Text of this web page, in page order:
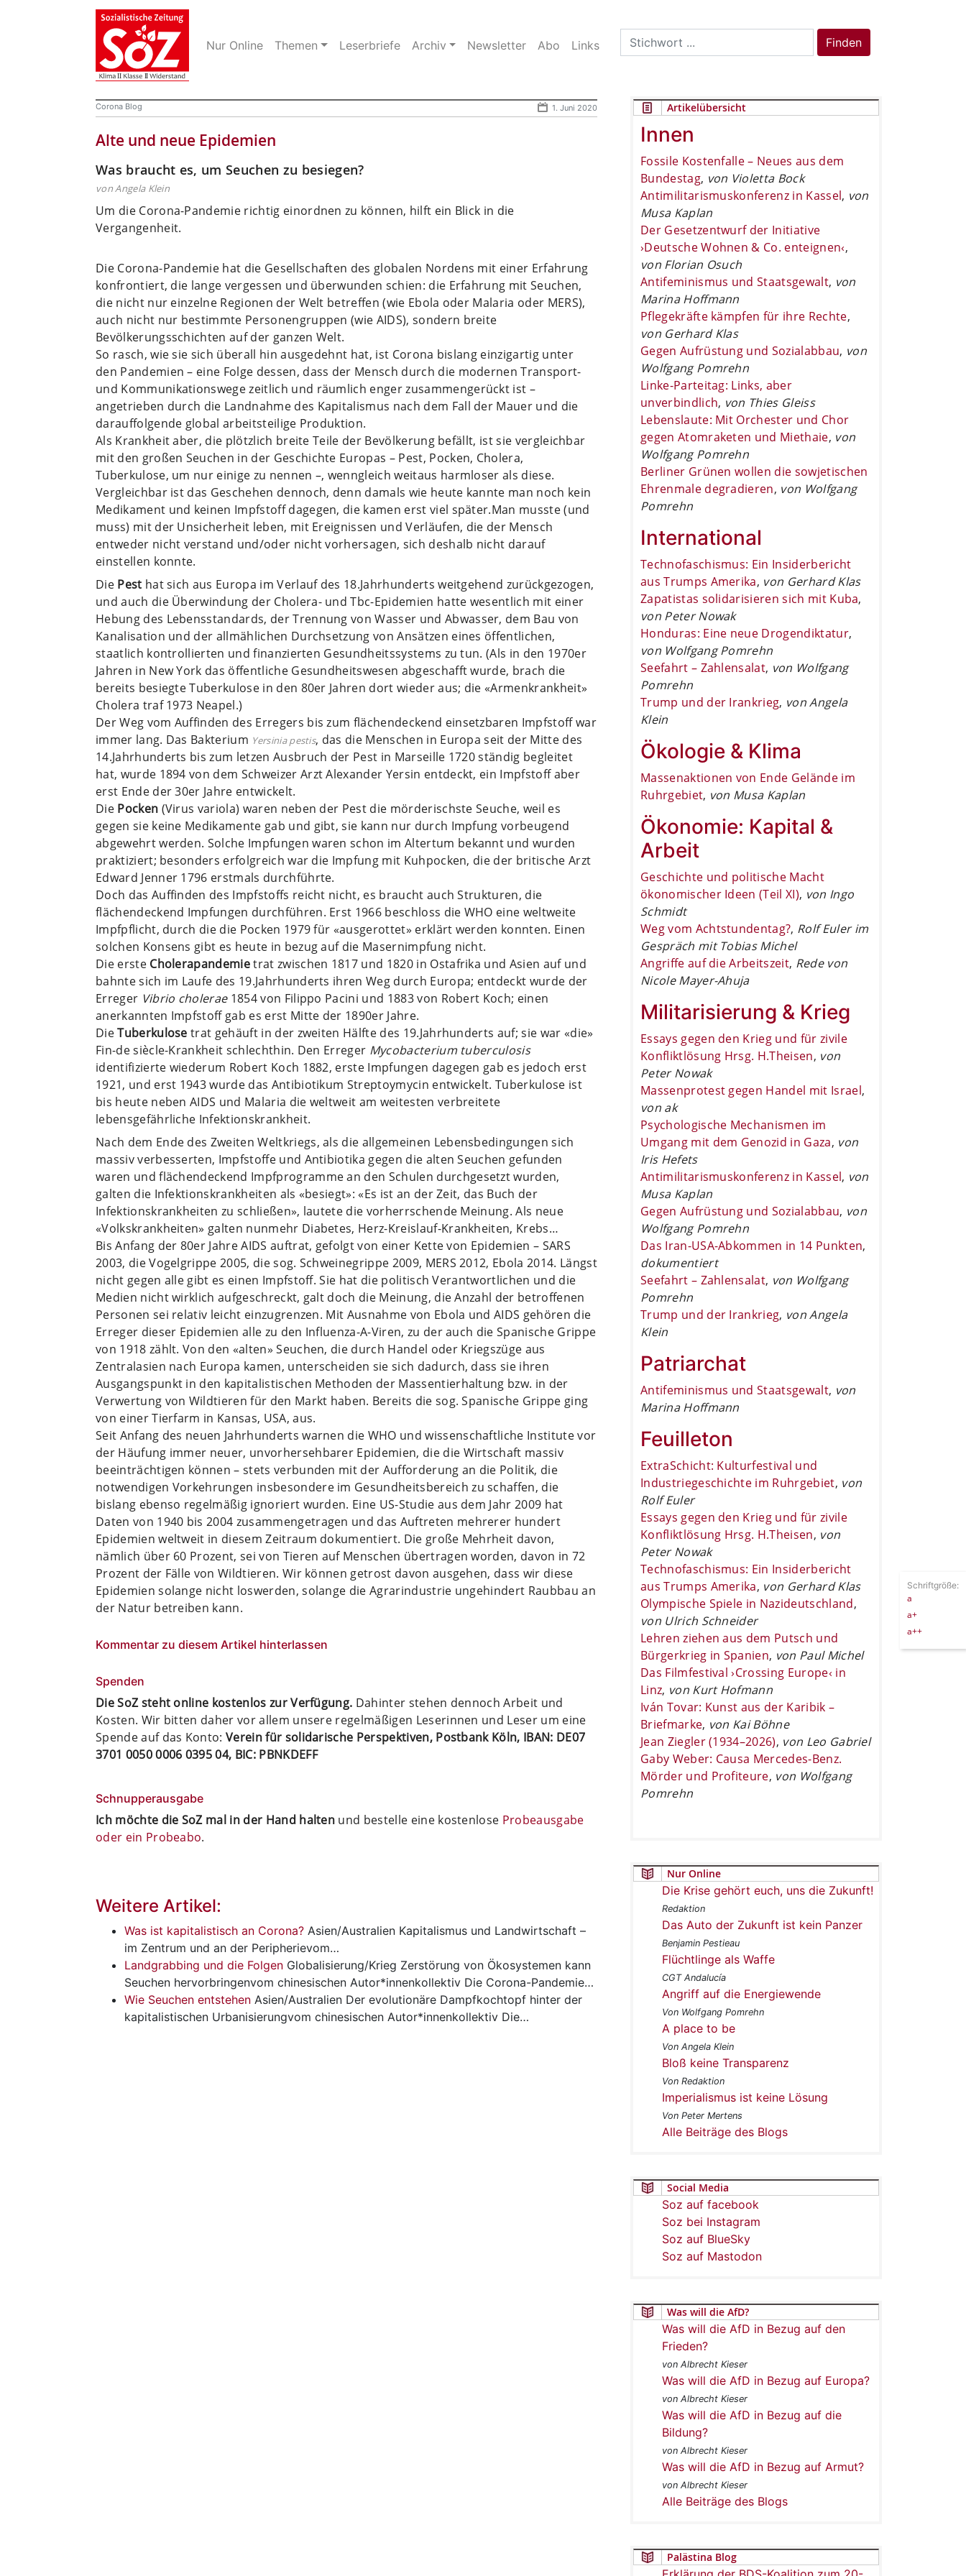
Nur Online Themen Leserbriefe Archiv Newsletter Abo Links
Search
for:
Finden
Corona Blog 1. Juni 2020
Alte und neue Epidemien
Was braucht es, um Seuchen zu besiegen?
von Angela Klein
Um die Corona-Pandemie richtig einordnen zu können, hilft ein Blick in die
Vergangenheit.
Die Corona-Pandemie hat die Gesellschaften des globalen Nordens mit einer Erfahrung
konfrontiert, die lange vergessen und überwunden schien: die Erfahrung mit Seuchen,
die nicht nur einzelne Regionen der Welt betreffen (wie Ebola oder Malaria oder MERS),
auch nicht nur bestimmte Personengruppen (wie AIDS), sondern breite
Bevölkerungsschichten auf der ganzen Welt.
So rasch, wie sie sich überall hin ausgedehnt hat, ist Corona bislang einzigartig unter
den Pandemien – eine Folge dessen, dass der Mensch durch die modernen Transport-
und Kommunikationswege zeitlich und räumlich enger zusammengerückt ist –
angetrieben durch die Landnahme des Kapitalismus nach dem Fall der Mauer und die
darauffolgende global arbeitsteilige Produktion.
Als Krankheit aber, die plötzlich breite Teile der Bevölkerung befällt, ist sie vergleichbar
mit den großen Seuchen in der Geschichte Europas – Pest, Pocken, Cholera,
Tuberkulose, um nur einige zu nennen –, wenngleich weitaus harmloser als diese.
Vergleichbar ist das Geschehen dennoch, denn damals wie heute kannte man noch kein
Medikament und keinen Impfstoff dagegen, die kamen erst viel später.Man musste (und
muss) mit der Unsicherheit leben, mit Ereignissen und Verläufen, die der Mensch
entweder nicht verstand und/oder nicht vorhersagen, sich deshalb nicht darauf
einstellen konnte.
Die Pest hat sich aus Europa im Verlauf des 18.Jahrhunderts weitgehend zurückgezogen,
und auch die Überwindung der Cholera- und Tbc-Epidemien hatte wesentlich mit einer
Hebung des Lebensstandards, der Trennung von Wasser und Abwasser, dem Bau von
Kanalisation und der allmählichen Durchsetzung von Ansätzen eines öffentlichen,
staatlich kontrollierten und finanzierten Gesundheitssystems zu tun. (Als in den 1970er
Jahren in New York das öffentliche Gesundheitswesen abgeschafft wurde, brach die
bereits besiegte Tuberkulose in den 80er Jahren dort wieder aus; die «Armenkrankheit»
Cholera traf 1973 Neapel.)
Der Weg vom Auffinden des Erregers bis zum flächendeckend einsetzbaren Impfstoff war
immer lang. Das Bakterium Yersinia pestis, das die Menschen in Europa seit der Mitte des
14.Jahrhunderts bis zum letzen Ausbruch der Pest in Marseille 1720 ständig begleitet
hat, wurde 1894 von dem Schweizer Arzt Alexander Yersin entdeckt, ein Impfstoff aber
erst Ende der 30er Jahre entwickelt.
Die Pocken (Virus variola) waren neben der Pest die mörderischste Seuche, weil es
gegen sie keine Medikamente gab und gibt, sie kann nur durch Impfung vorbeugend
abgewehrt werden. Solche Impfungen waren schon im Altertum bekannt und wurden
praktiziert; besonders erfolgreich war die Impfung mit Kuhpocken, die der britische Arzt
Edward Jenner 1796 erstmals durchführte.
Doch das Auffinden des Impfstoffs reicht nicht, es braucht auch Strukturen, die
flächendeckend Impfungen durchführen. Erst 1966 beschloss die WHO eine weltweite
Impfpflicht, durch die die Pocken 1979 für «ausgerottet» erklärt werden konnten. Einen
solchen Konsens gibt es heute in bezug auf die Masernimpfung nicht.
Die erste Cholerapandemietrat zwischen 1817 und 1820 in Ostafrika und Asien auf und
bahnte sich im Laufe des 19.Jahrhunderts ihren Weg durch Europa; entdeckt wurde der
Erreger Vibrio cholerae1854 von Filippo Pacini und 1883 von Robert Koch; einen
anerkannten Impfstoff gab es erst Mitte der 1890er Jahre.
DieTuberkulose trat gehäuft in der zweiten Hälfte des 19.Jahrhunderts auf; sie war «die»
Fin-de siècle-Krankheit schlechthin. Den Erreger Mycobacterium tuberculosis
identifizierte wiederum Robert Koch 1882, erste Impfungen dagegen gab es jedoch erst
1921, und erst 1943 wurde das Antibiotikum Streptoymycin entwickelt. Tuberkulose ist
bis heute neben AIDS und Malaria die weltweit am weitesten verbreitete
lebensgefährliche Infektionskrankheit.
Nach dem Ende des Zweiten Weltkriegs, als die allgemeinen Lebensbedingungen sich
massiv verbesserten, Impfstoffe und Antibiotika gegen die alten Seuchen gefunden
waren und flächendeckend Impfprogramme an den Schulen durchgesetzt wurden,
galten die Infektionskrankheiten als «besiegt»: «Es ist an der Zeit, das Buch der
Infektionskrankheiten zu schließen», lautete die vorherrschende Meinung. Als neue
«Volkskrankheiten» galten nunmehr Diabetes, Herz-Kreislauf-Krankheiten, Krebs…
Bis Anfang der 80er Jahre AIDS auftrat, gefolgt von einer Kette von Epidemien – SARS
2003, die Vogelgrippe 2005, die sog. Schweinegrippe 2009, MERS 2012, Ebola 2014. Längst
nicht gegen alle gibt es einen Impfstoff. Sie hat die politisch Verantwortlichen und die
Medien nicht wirklich aufgeschreckt, galt doch die Meinung, die Anzahl der betroffenen
Personen sei relativ leicht einzugrenzen. Mit Ausnahme von Ebola und AIDS gehören die
Erreger dieser Epidemien alle zu den Influenza-A-Viren, zu der auch die Spanische Grippe
von 1918 zählt. Von den «alten» Seuchen, die durch Handel oder Kriegszüge aus
Zentralasien nach Europa kamen, unterscheiden sie sich dadurch, dass sie ihren
Ausgangspunkt in den kapitalistischen Methoden der Massentierhaltung bzw. in der
Verwertung von Wildtieren für den Markt haben. Bereits die sog. Spanische Grippe ging
von einer Tierfarm in Kansas, USA, aus.
Seit Anfang des neuen Jahrhunderts warnen die WHO und wissenschaftliche Institute vor
der Häufung immer neuer, unvorhersehbarer Epidemien, die die Wirtschaft massiv
beeinträchtigen können – stets verbunden mit der Aufforderung an die Politik, die
notwendigen Vorkehrungen insbesondere im Gesundheitsbereich zu schaffen, die
bislang ebenso regelmäßig ignoriert wurden. Eine US-Studie aus dem Jahr 2009 hat
Daten von 1940 bis 2004 zusammengetragen und das Auftreten mehrerer hundert
Epidemien weltweit in diesem Zeitraum dokumentiert. Die große Mehrheit davon,
nämlich über 60 Prozent, sei von Tieren auf Menschen übertragen worden, davon in 72
Prozent der Fälle von Wildtieren. Wir können getrost davon ausgehen, dass wir diese
Epidemien solange nicht loswerden, solange die Agrarindustrie ungehindert Raubbau an
der Natur betreiben kann.
Kommentar zu diesem Artikel hinterlassen
Spenden
Die SoZ steht online kostenlos zur Verfügung. Dahinter stehen dennoch Arbeit und
Kosten. Wir bitten daher vor allem unsere regelmäßigen Leserinnen und Leser um eine
Spende auf das Konto:Verein für solidarische Perspektiven, Postbank Köln, IBAN: DE07
3701 0050 0006 0395 04, BIC: PBNKDEFF
Schnupperausgabe
Ich möchte die SoZ mal in der Hand halten und bestelle eine kostenlose Probeausgabe
oder ein Probeabo.
Weitere Artikel:
Was ist kapitalistisch an Corona? Asien/Australien Kapitalismus und Landwirtschaft –
im Zentrum und an der Peripherievom…
Landgrabbing und die Folgen Globalisierung/Krieg Zerstörung von Ökosystemen kann
Seuchen hervorbringenvom chinesischen Autor*innenkollektiv Die Corona-Pandemie…
Wie Seuchen entstehen Asien/Australien Der evolutionäre Dampfkochtopf hinter der
kapitalistischen Urbanisierungvom chinesischen Autor*innenkollektiv Die…
Artikelübersicht
Innen
Fossile Kostenfalle – Neues aus dem
Bundestag, von Violetta Bock
Antimilitarismuskonferenz in Kassel, von
Musa Kaplan
Der Gesetzentwurf der Initiative
›Deutsche Wohnen & Co. enteignen‹,
von Florian Osuch
Antifeminismus und Staatsgewalt, von
Marina Hoffmann
Pflegekräfte kämpfen für ihre Rechte,
von Gerhard Klas
Gegen Aufrüstung und Sozialabbau, von
Wolfgang Pomrehn
Linke-Parteitag: Links, aber
unverbindlich, von Thies Gleiss
Lebenslaute: Mit Orchester und Chor
gegen Atomraketen und Miethaie, von
Wolfgang Pomrehn
Berliner Grünen wollen die sowjetischen
Ehrenmale degradieren, von Wolfgang
Pomrehn
International
Technofaschismus: Ein Insiderbericht
aus Trumps Amerika, von Gerhard Klas
Zapatistas solidarisieren sich mit Kuba,
von Peter Nowak
Honduras: Eine neue Drogendiktatur,
von Wolfgang Pomrehn
Seefahrt – Zahlensalat, von Wolfgang
Pomrehn
Trump und der Irankrieg, von Angela
Klein
Ökologie & Klima
Massenaktionen von Ende Gelände im
Ruhrgebiet, von Musa Kaplan
Ökonomie: Kapital &
Arbeit
Geschichte und politische Macht
ökonomischer Ideen (Teil XI), von Ingo
Schmidt
Weg vom Achtstundentag?, Rolf Euler im
Gespräch mit Tobias Michel
Angriffe auf die Arbeitszeit, Rede von
Nicole Mayer-Ahuja
Militarisierung & Krieg
Essays gegen den Krieg und für zivile
Konfliktlösung Hrsg. H.Theisen, von
Peter Nowak
Massenprotest gegen Handel mit Israel,
von ak
Psychologische Mechanismen im
Umgang mit dem Genozid in Gaza, von
Iris Hefets
Antimilitarismuskonferenz in Kassel, von
Musa Kaplan
Gegen Aufrüstung und Sozialabbau, von
Wolfgang Pomrehn
Das Iran-USA-Abkommen in 14 Punkten,
dokumentiert
Seefahrt – Zahlensalat, von Wolfgang
Pomrehn
Trump und der Irankrieg, von Angela
Klein
Patriarchat
Antifeminismus und Staatsgewalt, von
Marina Hoffmann
Feuilleton
ExtraSchicht: Kulturfestival und
Industriegeschichte im Ruhrgebiet, von
Rolf Euler
Essays gegen den Krieg und für zivile
Konfliktlösung Hrsg. H.Theisen, von
Peter Nowak
Technofaschismus: Ein Insiderbericht
aus Trumps Amerika, von Gerhard Klas
Olympische Spiele in Nazideutschland,
von Ulrich Schneider
Lehren ziehen aus dem Putsch und
Bürgerkrieg in Spanien, von Paul Michel
Das Filmfestival ›Crossing Europe‹ in
Linz, von Kurt Hofmann
Iván Tovar: Kunst aus der Karibik –
Briefmarke, von Kai Böhne
Jean Ziegler (1934–2026), von Leo Gabriel
Gaby Weber: Causa Mercedes-Benz.
Mörder und Profiteure, von Wolfgang
Pomrehn
Nur Online
Die Krise gehört euch, uns die Zukunft!
Redaktion
Das Auto der Zukunft ist kein Panzer
Benjamin Pestieau
Flüchtlinge als Waffe
CGT Andalucía
Angriff auf die Energiewende
Von Wolfgang Pomrehn
A place to be
Von Angela Klein
Bloß keine Transparenz
Von Redaktion
Imperialismus ist keine Lösung
Von Peter Mertens
Alle Beiträge des Blogs
Social Media
Soz auf facebook
Soz bei Instagram
Soz auf BlueSky
Soz auf Mastodon
Was will die AfD?
Was will die AfD in Bezug auf den
Frieden?
von Albrecht Kieser
Was will die AfD in Bezug auf Europa?
von Albrecht Kieser
Was will die AfD in Bezug auf die
Bildung?
von Albrecht Kieser
Was will die AfD in Bezug auf Armut?
von Albrecht Kieser
Alle Beiträge des Blogs
Palästina Blog
Schriftgröße:
a
a+
a++